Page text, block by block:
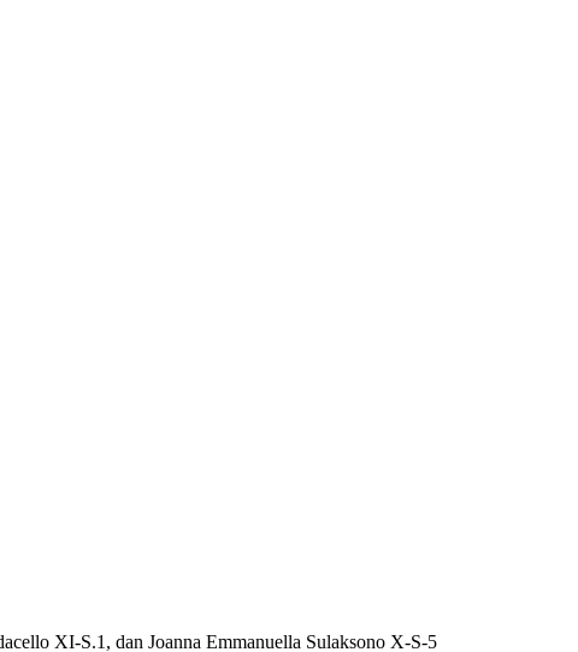
XI-S.1, dan Joanna Emmanuella Sulaksono X-S-5